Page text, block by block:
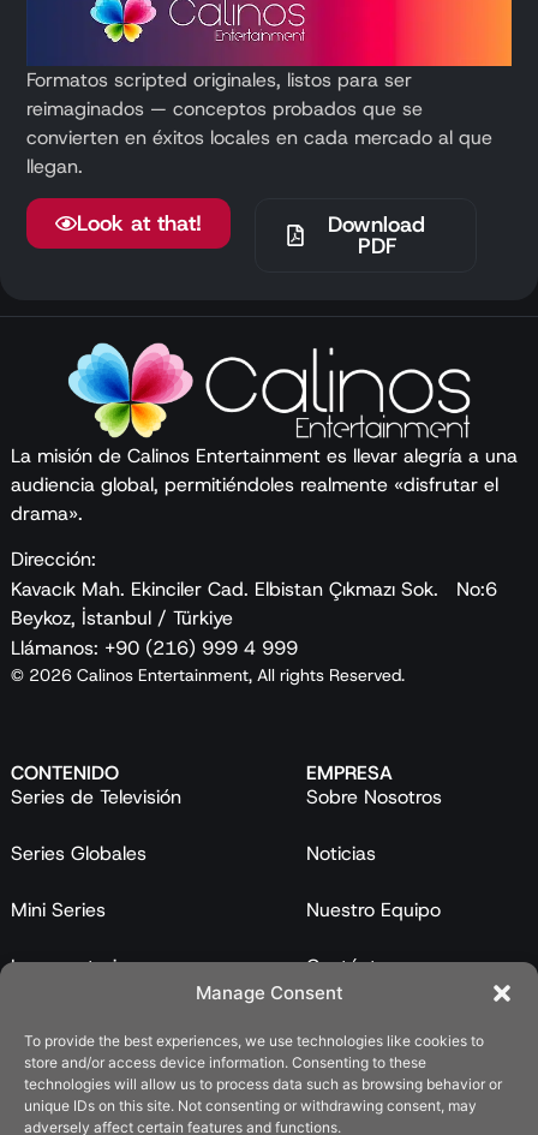
Manage Consent
To provide the best experiences, we use technologies like cookies to
store and/or access device information. Consenting to these
technologies will allow us to process data such as browsing behavior or
unique IDs on this site. Not consenting or withdrawing consent, may
adversely affect certain features and functions.
Formatos scripted originales, listos para ser
reimaginados — conceptos probados que se
convierten en éxitos locales en cada mercado al que
llegan.
Look at that! Download
PDF
La misión de Calinos Entertainment es llevar alegría a una
audiencia global, permitiéndoles realmente «disfrutar el
drama».
Dirección:
Kavacık Mah. Ekinciler Cad. Elbistan Çıkmazı Sok. No:6
Beykoz, İstanbul / Türkiye
Llámanos: +90 (216) 999 4 999
© 2026 Calinos Entertainment, All rights Reserved.
CONTENIDO
Series de Televisión
Series Globales
Mini Series
Largometrajes
Catálogo
EMPRESA
Sobre Nosotros
Noticias
Nuestro Equipo
Contáctanos
LEGAL